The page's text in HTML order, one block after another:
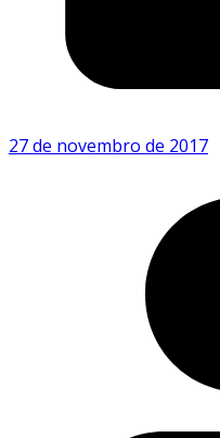
27 de novembro de 2017